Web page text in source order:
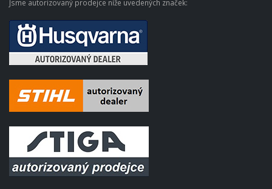
Jsme autorizovaný prodejce níže uvedených značek: